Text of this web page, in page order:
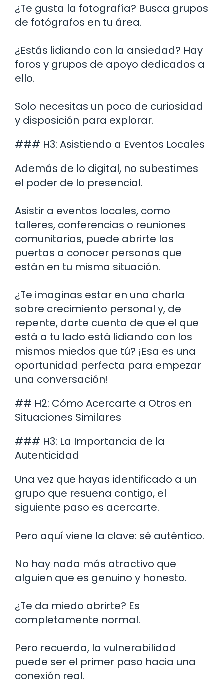
¿Te gusta la fotografía? Busca grupos
de fotógrafos en tu área.
¿Estás lidiando con la ansiedad? Hay
foros y grupos de apoyo dedicados a
ello.
Solo necesitas un poco de curiosidad
y disposición para explorar.
### H3: Asistiendo a Eventos Locales
Además de lo digital, no subestimes
el poder de lo presencial.
Asistir a eventos locales, como
talleres, conferencias o reuniones
comunitarias, puede abrirte las
puertas a conocer personas que
están en tu misma situación.
¿Te imaginas estar en una charla
sobre crecimiento personal y, de
repente, darte cuenta de que el que
está a tu lado está lidiando con los
mismos miedos que tú? ¡Esa es una
oportunidad perfecta para empezar
una conversación!
## H2: Cómo Acercarte a Otros en
Situaciones Similares
### H3: La Importancia de la
Autenticidad
Una vez que hayas identificado a un
grupo que resuena contigo, el
siguiente paso es acercarte.
Pero aquí viene la clave: sé auténtico.
No hay nada más atractivo que
alguien que es genuino y honesto.
¿Te da miedo abrirte? Es
completamente normal.
Pero recuerda, la vulnerabilidad
puede ser el primer paso hacia una
conexión real.